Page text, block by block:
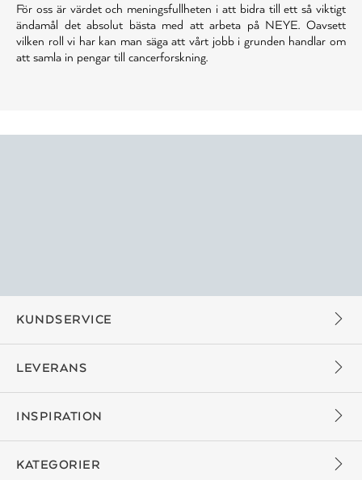
För oss är värdet och meningsfullheten i att bidra till ett så viktigt
ändamål det absolut bästa med att arbeta på NEYE. Oavsett
vilken roll vi har kan man säga att vårt jobb i grunden handlar om
att samla in pengar till cancerforskning.
KUNDSERVICE
LEVERANS
INSPIRATION
KATEGORIER